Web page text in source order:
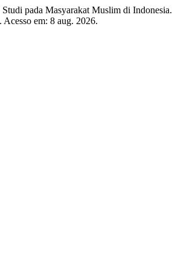
pada Masyarakat Muslim di Indonesia.
em: 8 aug. 2026.